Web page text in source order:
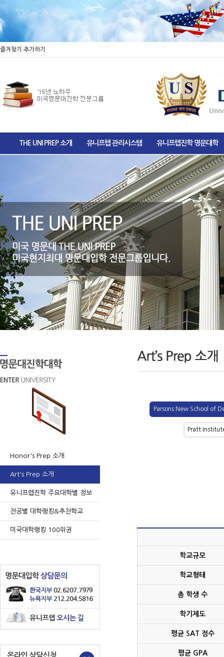
즐겨찾기 추가하기
THE UNI PREP 소개 유니프렙 관리시스템 유니프렙진학 명문대학
Honor's Prep 소개
Art's Prep 소개
유니프렙진학 주요대학별 정보
전공별 대학랭킹&추천학교
미국대학랭킹 100위권
Parsons New School of
Pratt
학교규모
학교형태
총 학생 수
학기제도
평균 SAT 점수
평균 GPA